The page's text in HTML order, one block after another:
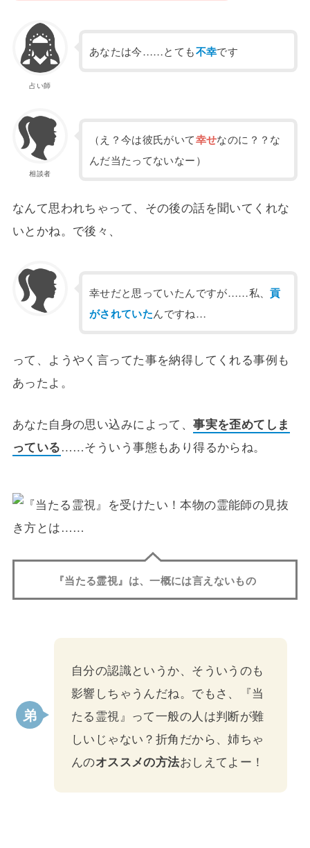
占い師
あなたは今……とても不幸です
相談者
（え？今は彼氏がいて幸せなのに？？な
んだ当たってないなー）
なんて思われちゃって、その後の話を聞いてくれな
いとかね。で後々、
幸せだと思っていたんですが……私、貢
がされていたんですね…
って、ようやく言ってた事を納得してくれる事例も
あったよ。
あなた自身の思い込みによって、事実を歪めてしま
っている……そういう事態もあり得るからね。
『当たる霊視』は、一概には言えないもの
自分の認識というか、そういうのも
影響しちゃうんだね。でもさ、『当
たる霊視』って一般の人は判断が難
しいじゃない？折角だから、姉ちゃ
んのオススメの方法おしえてよー！